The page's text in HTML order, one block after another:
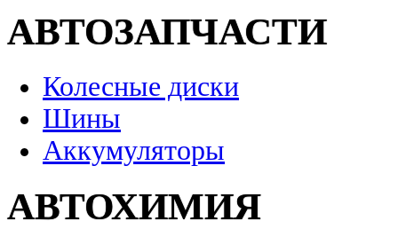
АВТОЗАПЧАСТИ
Колесные диски
Шины
Аккумуляторы
АВТОХИМИЯ